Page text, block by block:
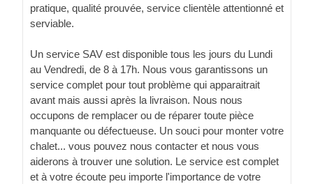
pratique, qualité prouvée, service clientèle attentionné et
serviable.
Un service SAV est disponible tous les jours du Lundi
au Vendredi, de 8 à 17h. Nous vous garantissons un
service complet pour tout problème qui apparaitrait
avant mais aussi après la livraison. Nous nous
occupons de remplacer ou de réparer toute pièce
manquante ou défectueuse. Un souci pour monter votre
chalet... vous pouvez nous contacter et nous vous
aiderons à trouver une solution. Le service est complet
et à votre écoute peu importe l'importance de votre